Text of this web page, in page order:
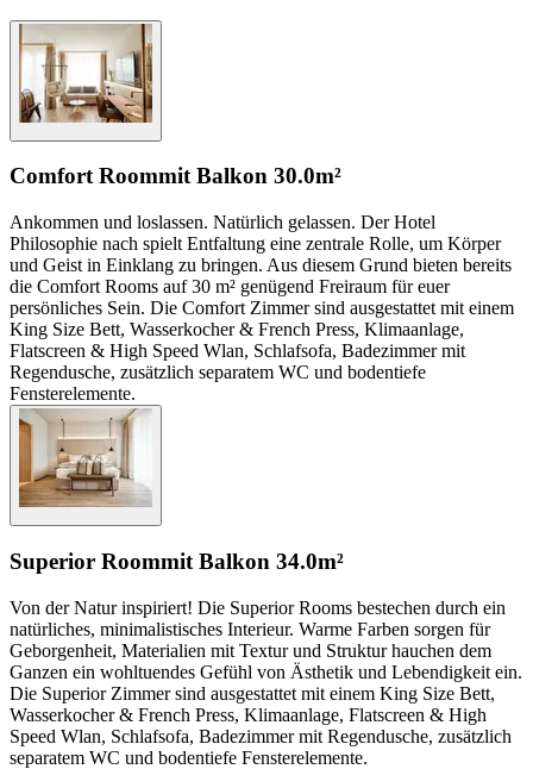
Comfort Roommit Balkon 30.0m²
Ankommen und loslassen. Natürlich gelassen. Der Hotel
Philosophie nach spielt Entfaltung eine zentrale Rolle, um Körper
und Geist in Einklang zu bringen. Aus diesem Grund bieten bereits
die Comfort Rooms auf 30 m² genügend Freiraum für euer
persönliches Sein. Die Comfort Zimmer sind ausgestattet mit einem
King Size Bett, Wasserkocher & French Press, Klimaanlage,
Flatscreen & High Speed Wlan, Schlafsofa, Badezimmer mit
Regendusche, zusätzlich separatem WC und bodentiefe
Fensterelemente.
Superior Roommit Balkon 34.0m²
Von der Natur inspiriert! Die Superior Rooms bestechen durch ein
natürliches, minimalistisches Interieur. Warme Farben sorgen für
Geborgenheit, Materialien mit Textur und Struktur hauchen dem
Ganzen ein wohltuendes Gefühl von Ästhetik und Lebendigkeit ein.
Die Superior Zimmer sind ausgestattet mit einem King Size Bett,
Wasserkocher & French Press, Klimaanlage, Flatscreen & High
Speed Wlan, Schlafsofa, Badezimmer mit Regendusche, zusätzlich
separatem WC und bodentiefe Fensterelemente.